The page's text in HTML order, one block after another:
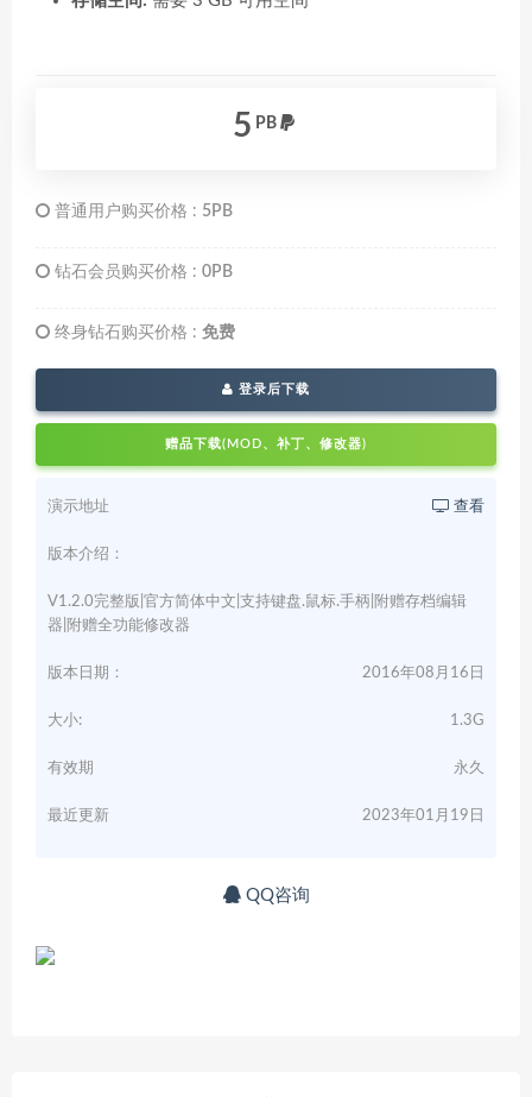
5 PB
普通用户购买价格 : 5PB
钻石会员购买价格 : 0PB
终身钻石购买价格 : 免费
登录后下载
赠品下载(MOD、补丁、修改器)
演示地址 查看
版本介绍：
V1.2.0完整版|官方简体中文|支持键盘.鼠标.手柄|附赠存档编辑
器|附赠全功能修改器
版本日期： 2016年08月16日
大小: 1.3G
有效期 永久
最近更新 2023年01月19日
QQ咨询